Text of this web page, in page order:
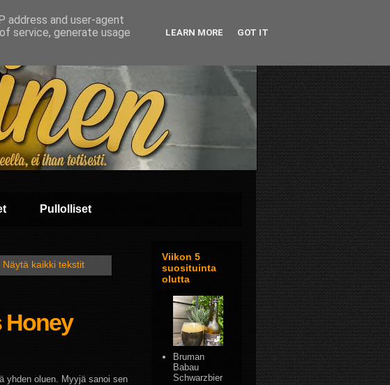
Pullolliset
Näytä kaikki tekstit
Honey
yhden oluen. Myyjä sanoi sen
Viikon 5
suosituinta
olutta
Bruman
Babau
Schwarzbier
address and user-agent
service, generate usage
LEARN MORE GOT IT